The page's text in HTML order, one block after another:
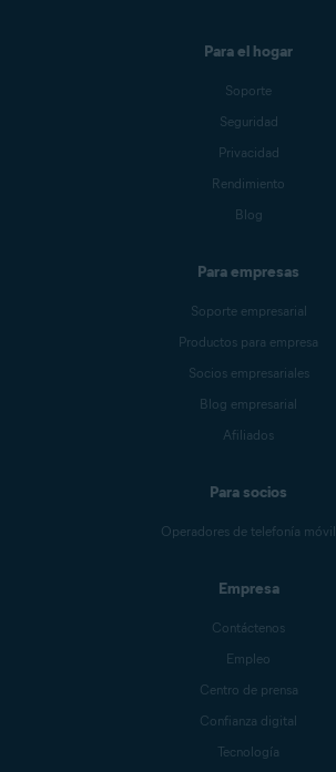
Para el hogar
Soporte
Seguridad
Privacidad
Rendimiento
Blog
Para empresas
Soporte empresarial
Productos para empresa
Socios empresariales
Blog empresarial
Afiliados
Para socios
Operadores de telefonía móvil
Empresa
Contáctenos
Empleo
Centro de prensa
Confianza digital
Tecnología